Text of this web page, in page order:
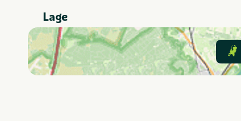
In der Nähe
Dierentuin
Fietsroutes
Thema Rust & natuur
Lage